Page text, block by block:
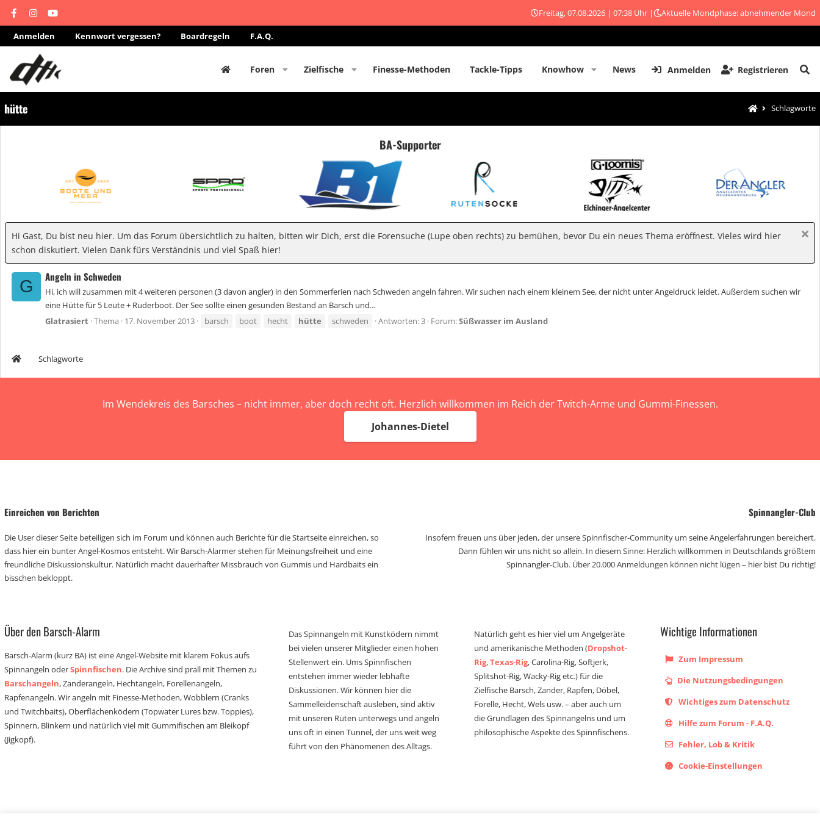
Freitag, 07.08.2026 | 07:38 Uhr | Aktuelle Mondphase: abnehmender Mond
Anmelden Kennwort vergessen? Boardregeln F.A.Q.
Foren Zielfische Finesse-Methoden Tackle-Tipps Knowhow News Anmelden Registrieren
hütte Schlagworte
BA-Supporter
Hi Gast, Du bist neu hier. Um das Forum übersichtlich zu halten, bitten wir Dich, erst die Forensuche (Lupe oben rechts) zu bemühen, bevor Du ein neues Thema eröffnest. Vieles wird hier
schon diskutiert. Vielen Dank fürs Verständnis und viel Spaß hier!
G
Angeln in Schweden
Hi, ich will zusammen mit 4 weiteren personen (3 davon angler) in den Sommerferien nach Schweden angeln fahren. Wir suchen nach einem kleinem See, der nicht unter Angeldruck leidet. Außerdem suchen wir
eine Hütte für 5 Leute + Ruderboot. Der See sollte einen gesunden Bestand an Barsch und...
Glatrasiert Thema 17. November 2013 barsch boot hecht hütte schweden Antworten: 3 Forum:Süßwasser im Ausland
Schlagworte
Im Wendekreis des Barsches – nicht immer, aber doch recht oft. Herzlich willkommen im Reich der Twitch-Arme und Gummi-Finessen.
Johannes-Dietel
Einreichen von Berichten
Die User dieser Seite beteiligen sich im Forum und können auch Berichte für die Startseite einreichen, so
dass hier ein bunter Angel-Kosmos entsteht. Wir Barsch-Alarmer stehen für Meinungsfreiheit und eine
freundliche Diskussionskultur. Natürlich macht dauerhafter Missbrauch von Gummis und Hardbaits ein
bisschen bekloppt.
Spinnangler-Club
Insofern freuen uns über jeden, der unsere Spinnfischer-Community um seine Angelerfahrungen bereichert.
Dann fühlen wir uns nicht so allein. In diesem Sinne: Herzlich willkommen in Deutschlands größtem
Spinnangler-Club. Über 20.000 Anmeldungen können nicht lügen – hier bist Du richtig!
Über den Barsch-Alarm
Barsch-Alarm (kurz BA) ist eine Angel-Website mit klarem Fokus aufs
Spinnangeln oderSpinnfischen. Die Archive sind prall mit Themen zu
Barschangeln, Zanderangeln, Hechtangeln, Forellenangeln,
Rapfenangeln. Wir angeln mit Finesse-Methoden, Wobblern (Cranks
und Twitchbaits), Oberflächenködern (Topwater Lures bzw. Toppies),
Spinnern, Blinkern und natürlich viel mit Gummifischen am Bleikopf
(Jigkopf).
Das Spinnangeln mit Kunstködern nimmt
bei vielen unserer Mitglieder einen hohen
Stellenwert ein. Ums Spinnfischen
entstehen immer wieder lebhafte
Diskussionen. Wir können hier die
Sammelleidenschaft ausleben, sind aktiv
mit unseren Ruten unterwegs und angeln
uns oft in einen Tunnel, der uns weit weg
führt von den Phänomenen des Alltags.
Natürlich geht es hier viel um Angelgeräte
und amerikanische Methoden (Dropshot-
Rig,Texas-Rig, Carolina-Rig, Softjerk,
Splitshot-Rig, Wacky-Rig etc.) für die
Zielfische Barsch, Zander, Rapfen, Döbel,
Forelle, Hecht, Wels usw. – aber auch um
die Grundlagen des Spinnangelns und um
philosophische Aspekte des Spinnfischens.
Wichtige Informationen
Zum Impressum
Die Nutzungsbedingungen
Wichtiges zum Datenschutz
Hilfe zum Forum - F.A.Q.
Fehler, Lob & Kritik
Cookie-Einstellungen